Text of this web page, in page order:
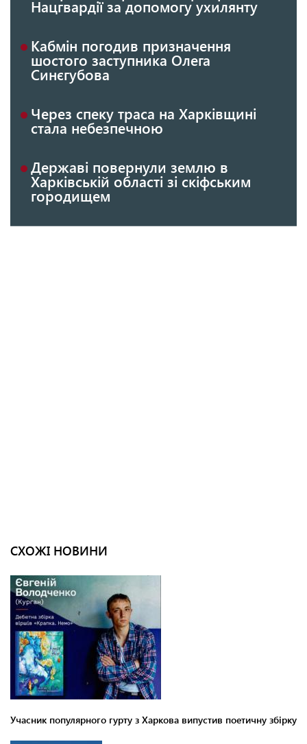
Нацгвардії за допомогу ухилянту
Кабмін погодив призначення
шостого заступника Олега
Синєгубова
Через спеку траса на Харківщині
стала небезпечною
Державі повернули землю в
Харківській області зі скіфським
городищем
СХОЖІ НОВИНИ
Учасник популярного гурту з Харкова випустив поетичну збірку